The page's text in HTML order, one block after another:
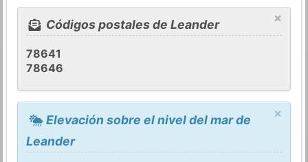
×
Códigos postales de Leander
78641
78646
×
Elevación sobre el nivel del mar de
Leander